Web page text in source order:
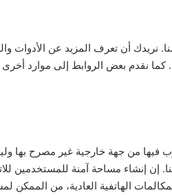
نريدك أن تعرف المزيد عن
كما نقدم بعض الروابط إلى موارد
فيها من جهة خارجية غير مصرح بها
إن إنشاء مساحة آمنة للمستخدمين
الهاتفية العادية، من الممكن